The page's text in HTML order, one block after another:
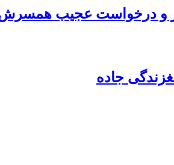
و درخواست عجیب
جاده